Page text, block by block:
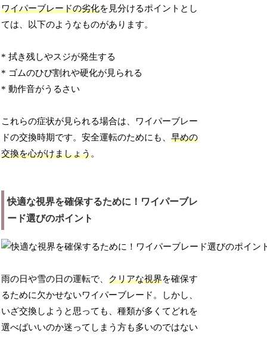
ワイパーブレードの劣化を見分けるポイントとし
ては、以下のようなものがあります。
* 拭き残しやスジが発生する
* ゴムのひび割れや硬化が見られる
* 動作音がうるさい
これらの症状が見られる場合は、ワイパーブレー
ドの交換時期です。安全運転のためにも、早めの
交換を心がけましょう。
快適な視界を確保するために！ワイパーブレ
ード選びのポイント
雨の日や雪の日の運転で、クリアな視界を確保す
るために欠かせないワイパーブレード。しかし、
いざ交換しようと思っても、種類が多くてどれを
選べばいいのか迷ってしまう方も多いのではない